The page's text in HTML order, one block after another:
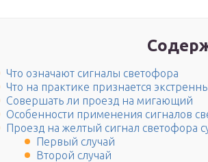
Что означают сигналы светофора
Что на практике признается
Совершать ли проезд на мигающий
Особенности применения сигналов
Проезд на желтый сигнал светофора
Первый случай
Второй случай